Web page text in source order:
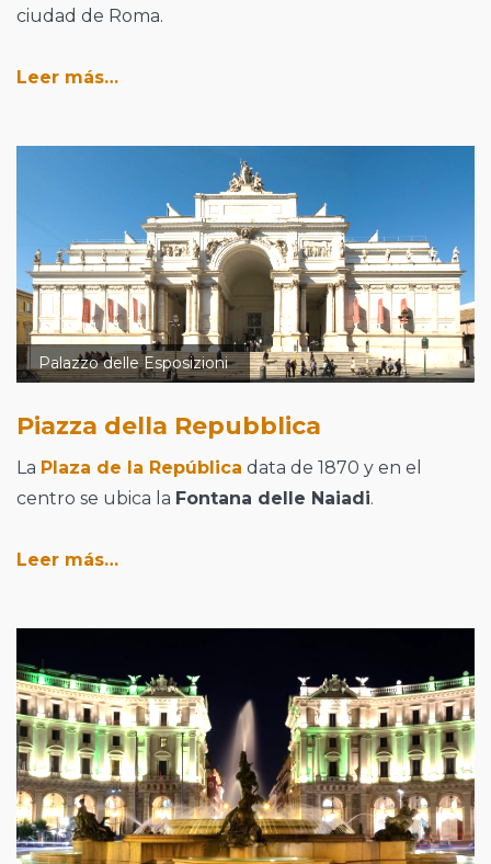
ciudad de Roma.
Leer más…
Palazzo delle Esposizioni
Piazza della Repubblica
La Plaza de la República data de 1870 y en el
centro se ubica la Fontana delle Naiadi.
Leer más…